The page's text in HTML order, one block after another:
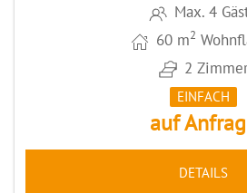
Max. 4
60 m2
2
EINFACH
auf
DETAILS